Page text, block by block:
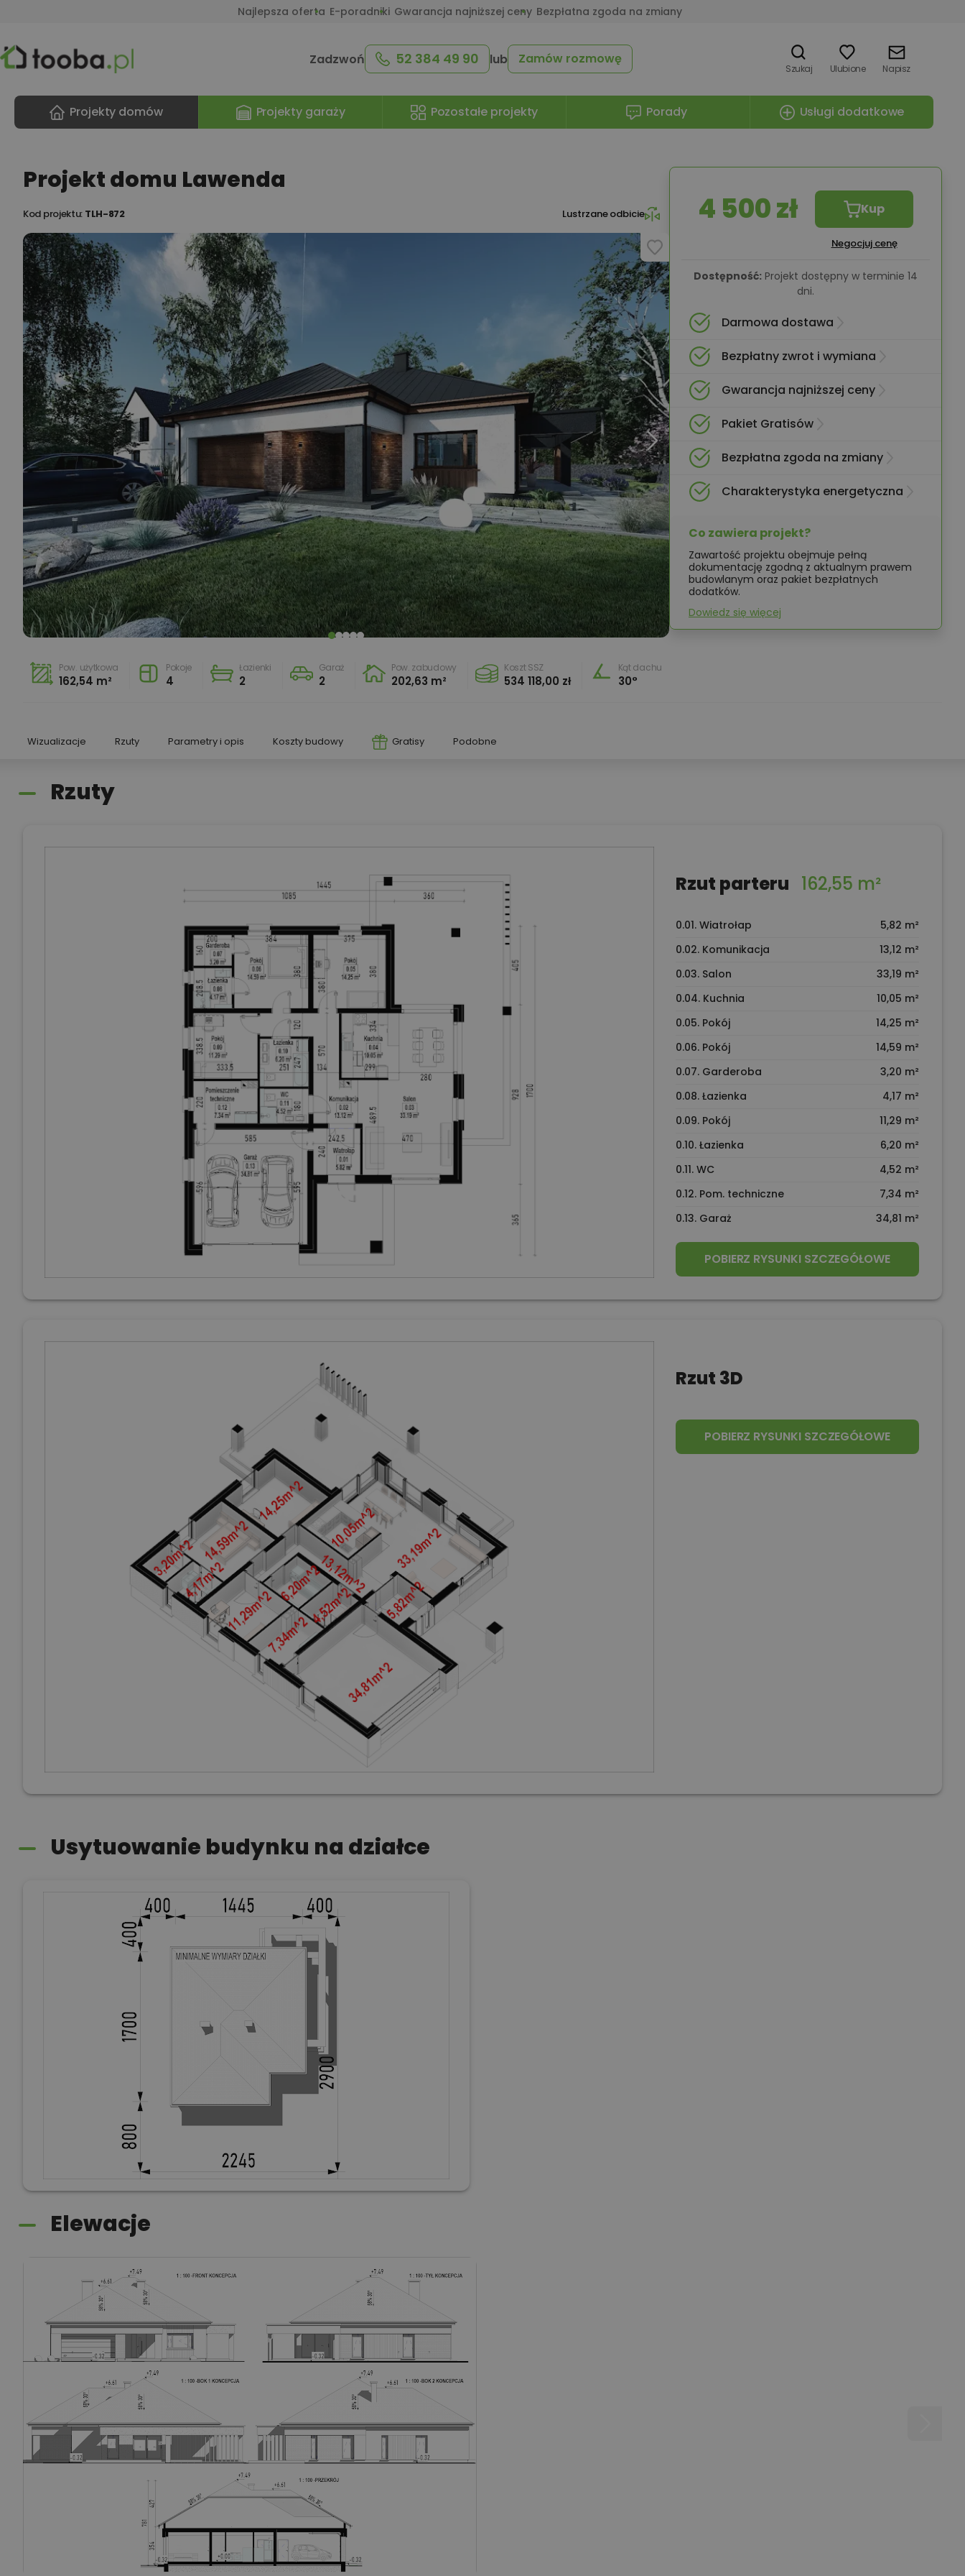
Najlepsza oferta E-poradniki Gwarancja najniższej ceny Bezpłatna zgoda na zmiany
Zadzwoń 52 384 49 90 lub Zamów rozmowę
Szukaj Ulubione Napisz
Projekty domów Projekty garaży Pozostałe projekty Porady Usługi dodatkowe
Projekt domu Lawenda
Kod projektu: TLH-872 Lustrzane odbicie
Pow. użytkowa
162,54 m²
Pokoje
4
Łazienki
2
Garaż
2
Pow. zabudowy
202,63 m²
Koszt SSZ
534 118,00 zł
Kąt dachu
30°
4 500 zł Kup
Negocjuj cenę
Dostępność: Projekt dostępny w terminie 14
dni.
Darmowa dostawa
Bezpłatny zwrot i wymiana
Gwarancja najniższej ceny
Pakiet Gratisów
Bezpłatna zgoda na zmiany
Charakterystyka energetyczna
Co zawiera projekt?
Zawartość projektu obejmuje pełną
dokumentację zgodną z aktualnym prawem
budowlanym oraz pakiet bezpłatnych
dodatków.
Dowiedz się więcej
Wizualizacje Rzuty Parametry i opis Koszty budowy Gratisy Podobne
Rzuty
Rzut parteru 162,55 m²
0.01. Wiatrołap
5,82 m²
0.02. Komunikacja
13,12 m²
0.03. Salon
33,19 m²
0.04. Kuchnia
10,05 m²
0.05. Pokój
14,25 m²
0.06. Pokój
14,59 m²
0.07. Garderoba
3,20 m²
0.08. Łazienka
4,17 m²
0.09. Pokój
11,29 m²
0.10. Łazienka
6,20 m²
0.11. WC
4,52 m²
0.12. Pom. techniczne
7,34 m²
0.13. Garaż
34,81 m²
POBIERZ RYSUNKI SZCZEGÓŁOWE
Rzut 3D
POBIERZ RYSUNKI SZCZEGÓŁOWE
Usytuowanie budynku na działce
Elewacje